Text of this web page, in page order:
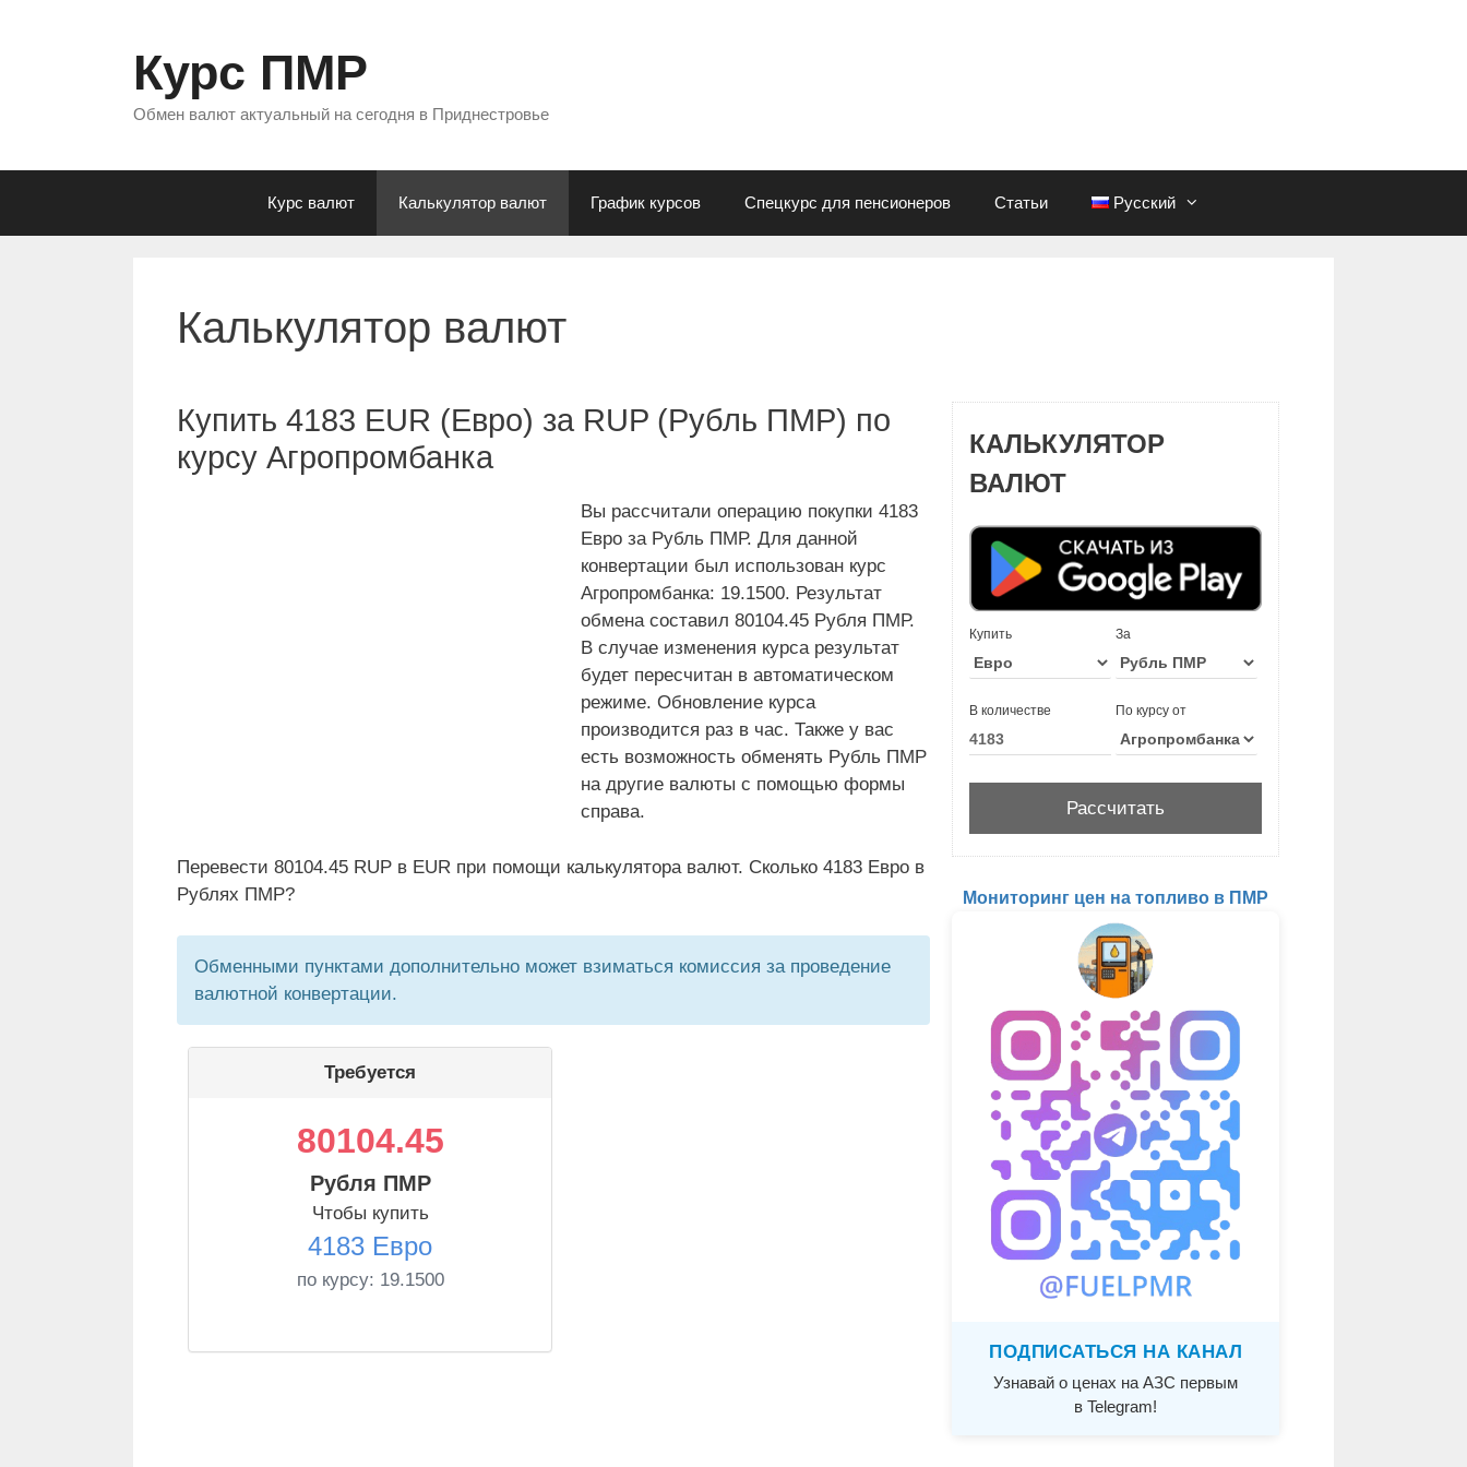
Курс ПМР
Обмен валют актуальный на сегодня в Приднестровье
Курс валют Калькулятор валют График курсов Спецкурс для пенсионеров Статьи Русский
Калькулятор валют
Купить 4183 EUR (Евро) за RUP (Рубль ПМР) по
курсу Агропромбанка
Вы рассчитали операцию покупки 4183
Евро за Рубль ПМР. Для данной
конвертации был использован курс
Агропромбанка: 19.1500. Результат
обмена составил 80104.45 Рубля ПМР.
В случае изменения курса результат
будет пересчитан в автоматическом
режиме. Обновление курса
производится раз в час. Также у вас
есть возможность обменять Рубль ПМР
на другие валюты с помощью формы
справа.
Перевести 80104.45 RUP в EUR при помощи калькулятора валют. Сколько 4183 Евро в
Рублях ПМР?
Обменными пунктами дополнительно может взиматься комиссия за проведение
валютной конвертации.
Требуется
80104.45
Рубля ПМР
Чтобы купить
4183 Евро
по курсу: 19.1500
КАЛЬКУЛЯТОР
ВАЛЮТ
Купить За
В количестве По курсу от
Мониторинг цен на топливо в ПМР
ПОДПИСАТЬСЯ НА КАНАЛ
Узнавай о ценах на АЗС первым
в Telegram!